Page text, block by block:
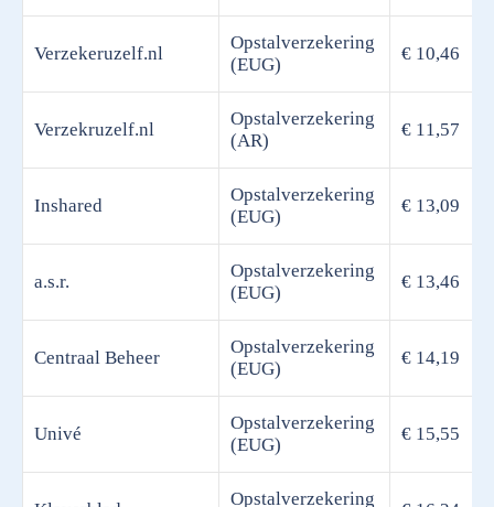
Verzekeruzelf.nl
Opstalverzekering
(EUG)
€ 10,46
Verzekruzelf.nl
Opstalverzekering
(AR)
€ 11,57
Inshared
Opstalverzekering
(EUG)
€ 13,09
a.s.r.
Opstalverzekering
(EUG)
€ 13,46
Centraal Beheer
Opstalverzekering
(EUG)
€ 14,19
Univé
Opstalverzekering
(EUG)
€ 15,55
Opstalverzekering